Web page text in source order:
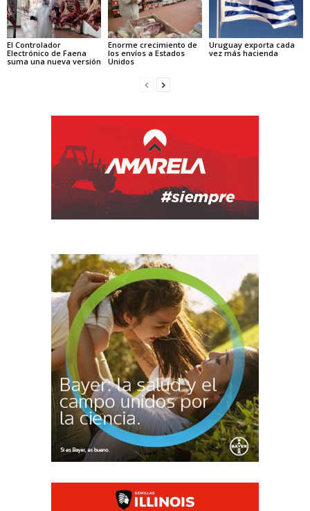
El Controlador
Electrónico de Faena
suma una nueva versión
Enorme crecimiento de
los envíos a Estados
Unidos
Uruguay exporta cada
vez más hacienda